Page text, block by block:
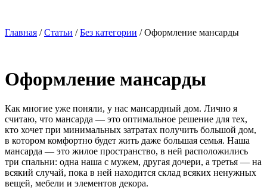
Главная /Статьи /Без категории /Оформление мансарды
Оформление мансарды
Как многие уже поняли, у нас мансардный дом. Лично я
считаю, что мансарда — это оптимальное решение для тех,
кто хочет при минимальных затратах получить большой дом,
в котором комфортно будет жить даже большая семья. Наша
мансарда — это жилое пространство, в ней расположились
три спальни: одна наша с мужем, другая дочери, а третья — на
всякий случай, пока в ней находится склад всяких ненужных
вещей, мебели и элементов декора.